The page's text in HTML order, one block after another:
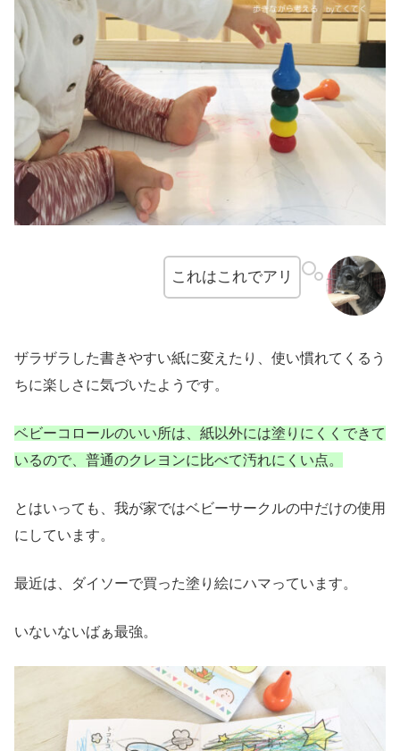
これはこれでアリ
ザラザラした書きやすい紙に変えたり、使い慣れてくるう
ちに楽しさに気づいたようです。
ベビーコロールのいい所は、紙以外には塗りにくくできて
いるので、普通のクレヨンに比べて汚れにくい点。
とはいっても、我が家ではベビーサークルの中だけの使用
にしています。
最近は、ダイソーで買った塗り絵にハマっています。
いないないばぁ最強。